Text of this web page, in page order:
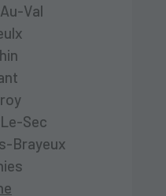
Val
Sec
Brayeux